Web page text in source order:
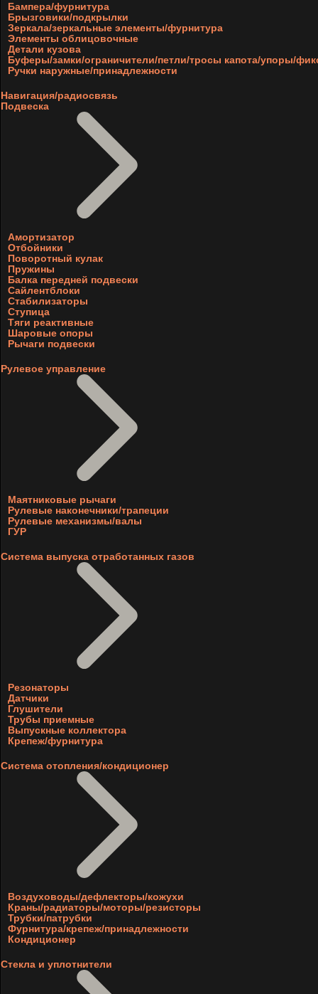
Бампера/фурнитура
Брызговики/подкрылки
Зеркала/зеркальные элементы/фурнитура
Элементы облицовочные
Детали кузова
Буферы/замки/ограничители/петли/тросы капота/упоры/
Ручки наружные/принадлежности
Навигация/радиосвязь
Подвеска
Амортизатор
Отбойники
Поворотный кулак
Пружины
Балка передней подвески
Сайлентблоки
Стабилизаторы
Ступица
Тяги реактивные
Шаровые опоры
Рычаги подвески
Рулевое управление
Маятниковые рычаги
Рулевые наконечники/трапеции
Рулевые механизмы/валы
ГУР
Система выпуска отработанных газов
Резонаторы
Датчики
Глушители
Трубы приемные
Выпускные коллектора
Крепеж/фурнитура
Система отопления/кондиционер
Воздуховоды/дефлекторы/кожухи
Краны/радиаторы/моторы/резисторы
Трубки/патрубки
Фурнитура/крепеж/принадлежности
Кондиционер
Стекла и уплотнители